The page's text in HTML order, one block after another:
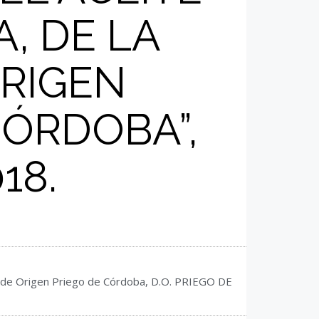
DE LA
Origen Priego de Córdoba, D.O. PRIEGO DE